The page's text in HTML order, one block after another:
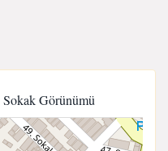
Sokak Görünümü